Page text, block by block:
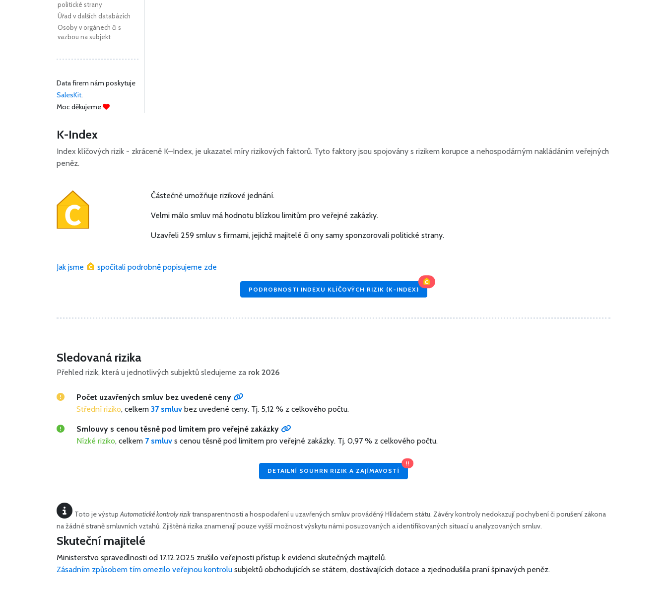
politické strany
Úřad v dalších databázích
Osoby v orgánech či s
vazbou na subjekt
Data firem nám poskytuje
SalesKit.
Moc děkujeme
K-Index
Index klíčových rizik - zkráceně K–Index, je ukazatel míry rizikových faktorů. Tyto faktory jsou spojovány s rizikem korupce a nehospodárným nakládáním veřejných
peněz.
Částečně umožňuje rizikové jednání.
Velmi málo smluv má hodnotu blízkou limitům pro veřejné zakázky.
Uzavřeli 259 smluv s firmami, jejichž majitelé či ony samy sponzorovali politické strany.
Jak jsme spočítali podrobně popisujeme zde
PODROBNOSTI INDEXU KLÍČOVÝCH RIZIK (K-INDEX)
Sledovaná rizika
Přehled rizik, která u jednotlivých subjektů sledujeme za rok 2026
Počet uzavřených smluv bez uvedené ceny
Střední riziko, celkem 37 smluv bez uvedené ceny. Tj. 5,12 % z celkového počtu.
Smlouvy s cenou těsně pod limitem pro veřejné zakázky
Nízké riziko, celkem 7 smluv s cenou těsně pod limitem pro veřejné zakázky. Tj. 0,97 % z celkového počtu.
DETAILNÍ SOUHRN RIZIK A ZAJÍMAVOSTÍ
!!
Toto je výstupAutomatické kontroly riziktransparentnosti a hospodaření u uzavřených smluv prováděný Hlídačem státu. Závěry kontroly nedokazují pochybení či porušení zákona
na žádné straně smluvních vztahů. Zjištěná rizika znamenají pouze vyšší možnost výskytu námi posuzovaných a identifikovaných situací u analyzovaných smluv.
Skuteční majitelé
Ministerstvo spravedlnosti od 17.12.2025 zrušilo veřejnosti přístup k evidenci skutečných majitelů.
Zásadním způsobem tím omezilo veřejnou kontrolu subjektů obchodujících se státem, dostávajících dotace a zjednodušila praní špinavých peněz.